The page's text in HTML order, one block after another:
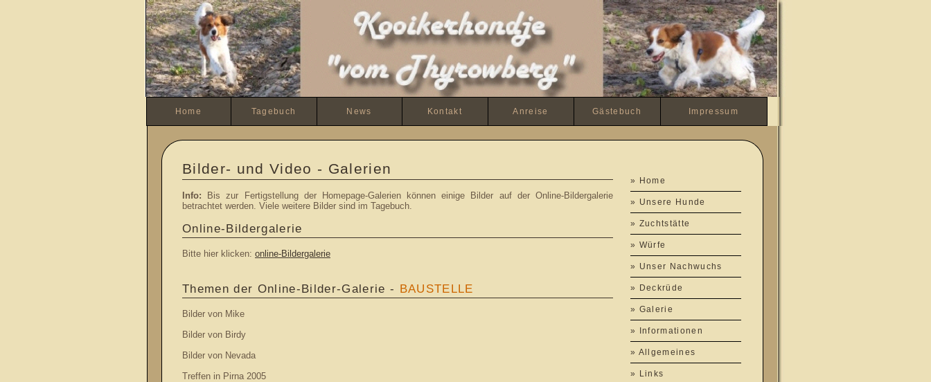
Home Tagebuch News Kontakt Anreise Gästebuch Impressum
Bilder- und Video - Galerien
Info: Bis zur Fertigstellung der Homepage-Galerien können einige Bilder auf der Online-Bildergalerie
betrachtet werden. Viele weitere Bilder sind im Tagebuch.
Online-Bildergalerie
Bitte hier klicken: online-Bildergalerie
Themen der Online-Bilder-Galerie - BAUSTELLE
Bilder von Mike
Bilder von Birdy
Bilder von Nevada
Treffen in Pirna 2005
» Home
» Unsere Hunde
» Zuchtstätte
» Würfe
» Unser Nachwuchs
» Deckrüde
» Galerie
» Informationen
» Allgemeines
» Links